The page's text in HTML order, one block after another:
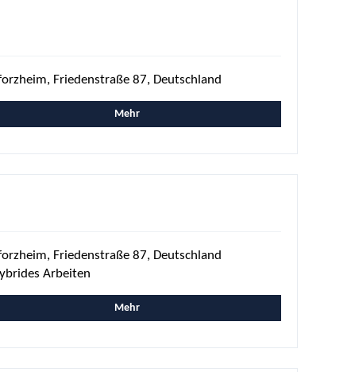
Friedenstraße 87, Deutschland
Mehr
Friedenstraße 87, Deutschland
Arbeiten
Mehr